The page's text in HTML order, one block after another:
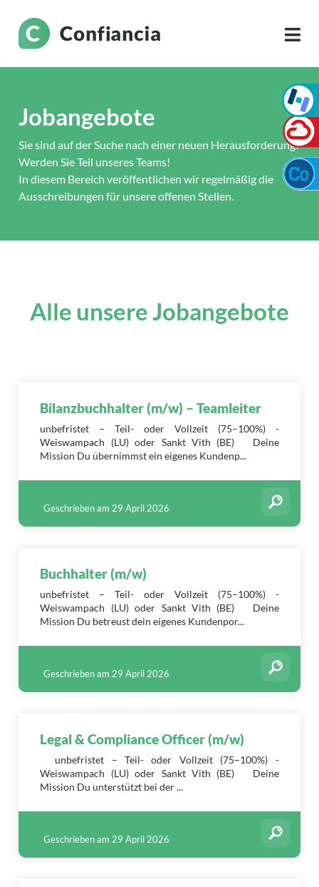
Jobangebote
Sie sind auf der Suche nach einer neuen Herausforderung?
Werden Sie Teil unseres Teams!
In diesem Bereich veröffentlichen wir regelmäßig die
Ausschreibungen für unsere offenen Stellen.
Alle unsere Jobangebote
Bilanzbuchhalter (m/w) – Teamleiter
unbefristet – Teil- oder Vollzeit (75–100%) -
Weiswampach (LU) oder Sankt Vith (BE) Deine
Mission Du übernimmst ein eigenes Kundenp...
Geschrieben am 29 April 2026
Buchhalter (m/w)
unbefristet – Teil- oder Vollzeit (75–100%) -
Weiswampach (LU) oder Sankt Vith (BE) Deine
Mission Du betreust dein eigenes Kundenpor...
Geschrieben am 29 April 2026
Legal & Compliance Officer (m/w)
unbefristet – Teil- oder Vollzeit (75–100%) -
Weiswampach (LU) oder Sankt Vith (BE) Deine
Mission Du unterstützt bei der ...
Geschrieben am 29 April 2026